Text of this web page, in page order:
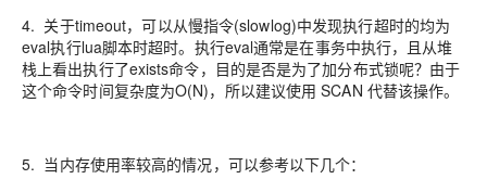
4. 关于timeout，可以从慢指令(slowlog)中发现执行超时的均为
eval执行lua脚本时超时。执行eval通常是在事务中执行，且从堆
栈上看出执行了exists命令，目的是否是为了加分布式锁呢？由于
这个命令时间复杂度为O(N)，所以建议使用 SCAN 代替该操作。
5. 当内存使用率较高的情况，可以参考以下几个：